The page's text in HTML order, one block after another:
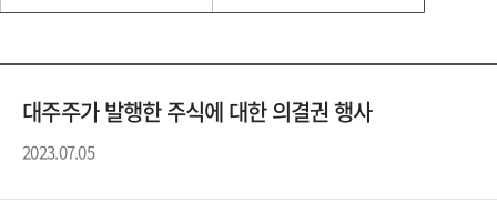
대주주가 발행한 주식에 대한 의결권 행사
2023.07.05